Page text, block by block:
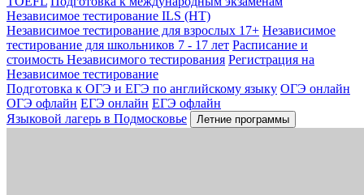
Независимое тестирование ILS (НТ)
Независимое тестирование для взрослых 17+ Независимое
тестирование для школьников 7 - 17 лет Расписание и
стоимость Независимого тестирования Регистрация на
Независимое тестирование
Подготовка к ОГЭ и ЕГЭ по английскому языку ОГЭ онлайн
ОГЭ офлайн ЕГЭ онлайн ЕГЭ офлайн
Языковой лагерь в Подмосковье
Летние программы